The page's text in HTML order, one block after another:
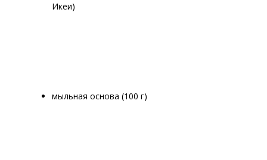
Икеи)
мыльная основа (100 г)